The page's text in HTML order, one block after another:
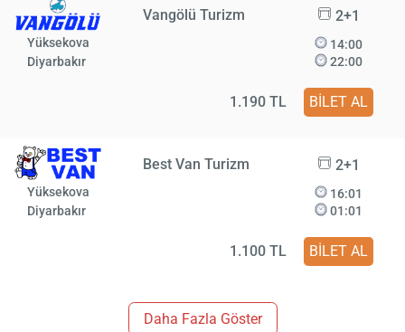
Vangölü Turizm 2+1
Yüksekova
Diyarbakır
14:00
22:00
1.190 TL BİLET AL
Best Van Turizm 2+1
Yüksekova
Diyarbakır
16:01
01:01
1.100 TL BİLET AL
Daha Fazla Göster